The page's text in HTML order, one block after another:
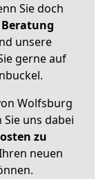
Sie doch
unsere
gerne auf
Wolfsburg
uns dabei
zu
neuen